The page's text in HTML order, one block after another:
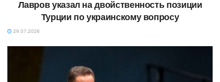
Лавров указал на двойственность позиции
Турции по украинскому вопросу
29.07.2026